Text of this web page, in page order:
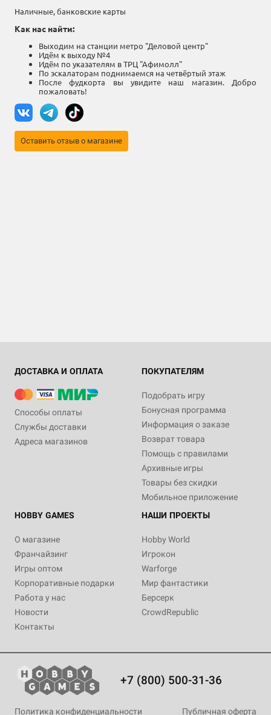
Наличные, банковские карты
Как нас найти:
Выходим на станции метро "Деловой центр"
Идём к выходу №4
Идём по указателям в ТРЦ "Афимолл"
По эскалаторам поднимаемся на четвёртый этаж
После фудкорта вы увидите наш магазин. Добро
пожаловать!
Оставить отзыв о магазине
ДОСТАВКА И ОПЛАТА
Способы оплаты
Службы доставки
Адреса магазинов
ПОКУПАТЕЛЯМ
Подобрать игру
Бонусная программа
Информация о заказе
Возврат товара
Помощь с правилами
Архивные игры
Товары без скидки
Мобильное приложение
HOBBY GAMES
О магазине
Франчайзинг
Игры оптом
Корпоративные подарки
Работа у нас
Новости
Контакты
НАШИ ПРОЕКТЫ
Hobby World
Игрокон
Warforge
Мир фантастики
Берсерк
CrowdRepublic
+7 (800) 500-31-36
Политика конфиденциальности Публичная оферта